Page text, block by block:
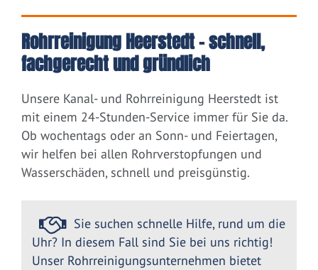
Rohrreinigung Heerstedt – schnell,
fachgerecht und gründlich
Unsere Kanal- und Rohrreinigung Heerstedt ist
mit einem 24-Stunden-Service immer für Sie da.
Ob wochentags oder an Sonn- und Feiertagen,
wir helfen bei allen Rohrverstopfungen und
Wasserschäden, schnell und preisgünstig.
Sie suchen schnelle Hilfe, rund um die
Uhr? In diesem Fall sind Sie bei uns richtig!
Unser Rohrreinigungsunternehmen bietet